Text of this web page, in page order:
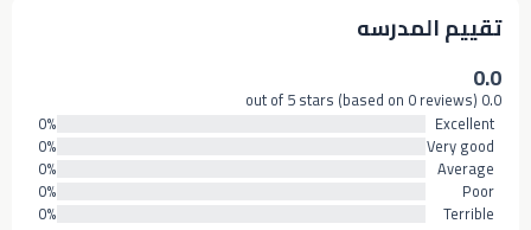
تقييم المدرسه
0.0
0.0 out of 5 stars (based on 0 reviews)
Excellent
0%
Very good
0%
Average
0%
Poor
0%
Terrible
0%